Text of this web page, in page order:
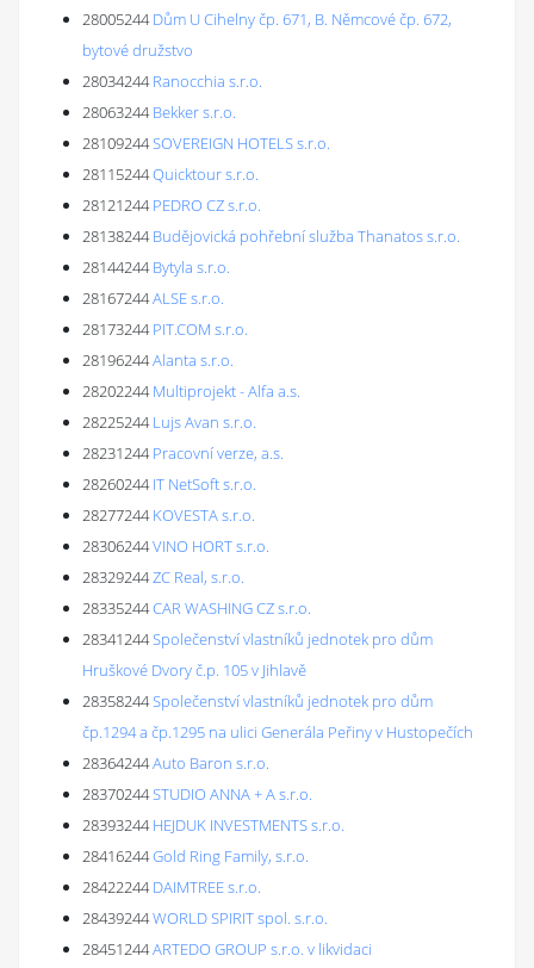
28005244 Dům U Cihelny čp. 671, B. Němcové čp. 672,
bytové družstvo
28034244 Ranocchia s.r.o.
28063244 Bekker s.r.o.
28109244SOVEREIGN HOTELS s.r.o.
28115244Quicktour s.r.o.
28121244 PEDRO CZ s.r.o.
28138244 Budějovická pohřební služba Thanatos s.r.o.
28144244 Bytyla s.r.o.
28167244ALSE s.r.o.
28173244 PIT.COM s.r.o.
28196244Alanta s.r.o.
28202244 Multiprojekt - Alfa a.s.
28225244 Lujs Avan s.r.o.
28231244 Pracovní verze, a.s.
28260244 IT NetSoft s.r.o.
28277244 KOVESTA s.r.o.
28306244VINO HORT s.r.o.
28329244ZC Real, s.r.o.
28335244CAR WASHING CZ s.r.o.
28341244Společenství vlastníků jednotek pro dům
Hruškové Dvory č.p. 105 v Jihlavě
28358244Společenství vlastníků jednotek pro dům
čp.1294 a čp.1295 na ulici Generála Peřiny v Hustopečích
28364244Auto Baron s.r.o.
28370244STUDIO ANNA + A s.r.o.
28393244 HEJDUK INVESTMENTS s.r.o.
28416244Gold Ring Family, s.r.o.
28422244 DAIMTREE s.r.o.
28439244WORLD SPIRIT spol. s.r.o.
28451244ARTEDO GROUP s.r.o. v likvidaci